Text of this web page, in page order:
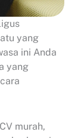
yang
ini Anda
yang
murah,